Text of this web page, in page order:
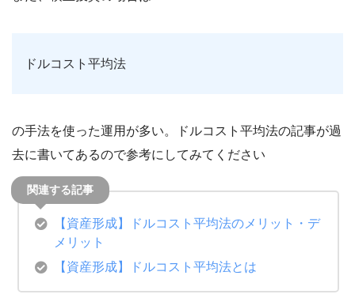
ドルコスト平均法
の手法を使った運用が多い。ドルコスト平均法の記事が過
去に書いてあるので参考にしてみてください
【資産形成】ドルコスト平均法のメリット・デ
メリット
【資産形成】ドルコスト平均法とは